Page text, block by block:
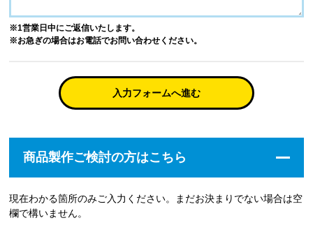
※1営業日中にご返信いたします。
※お急ぎの場合はお電話でお問い合わせください。
入力フォームへ進む
商品製作ご検討の方はこちら
現在わかる箇所のみご入力ください。まだお決まりでない場合は空
欄で構いません。